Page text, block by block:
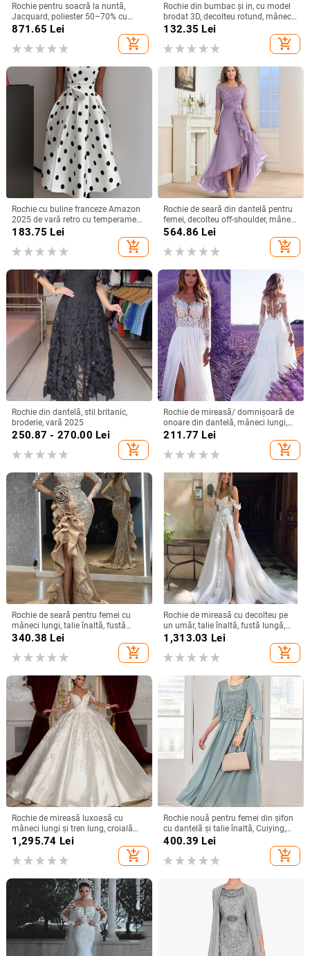
Rochie pentru soacră la nuntă,
Jacquard, poliester 50–70% cu
spandex <30%, lungime midi,
primăvara 2025, stil socialite
871.65 Lei
add_shopping_cart
Rochie din bumbac și in, cu model
brodat 3D, decolteu rotund, mâneci
scurte, talie lejeră, croială în linie A,
132.35 Lei
add_shopping_cart
Rochie cu buline franceze Amazon
2025 de vară retro cu temperament
nou, talie subțire, fustă pentru femei
183.75 Lei
add_shopping_cart
Rochie de seară din dantelă pentru
femei, decolteu off-shoulder, mâneci
scurte, croială în A, talie înaltă,
564.86 Lei
add_shopping_cart
Rochie din dantelă, stil britanic,
broderie, vară 2025
250.87 - 270.00 Lei
add_shopping_cart
Rochie de mireasă/ domnișoară de
onoare din dantelă, mâneci lungi,
decolteu adânc în V, despicare, tren
211.77 Lei
add_shopping_cart
Rochie de seară pentru femei cu
mâneci lungi, talie înaltă, fustă
lungă, țesătură spray metalică,
340.38 Lei
add_shopping_cart
Rochie de mireasă cu decolteu pe
un umăr, talie înaltă, fustă lungă,
poliester
1,313.03 Lei
add_shopping_cart
Rochie de mireasă luxoasă cu
mâneci lungi și tren lung, croială
slim, talie înaltă
1,295.74 Lei
add_shopping_cart
Rochie nouă pentru femei din șifon
cu dantelă și talie înaltă, Cuiying,
Cuiying, rochie lungă elegantă cu
400.39 Lei
add_shopping_cart